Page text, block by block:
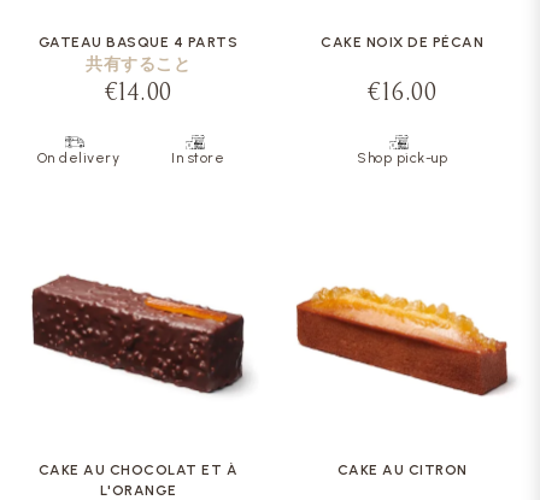
GATEAU BASQUE 4 PARTS
共有すること
€14.00
On delivery In store
CAKE NOIX DE PÉCAN
€16.00
Shop pick-up
CAKE AU CHOCOLAT ET À
L'ORANGE
CAKE AU CITRON